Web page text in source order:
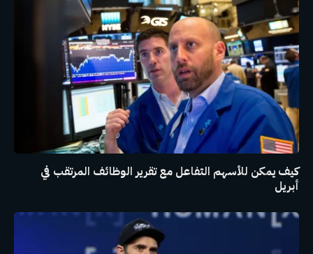
كيف يمكن للأسهم التفاعل مع تقرير الوظائف المرتقب في
أبريل